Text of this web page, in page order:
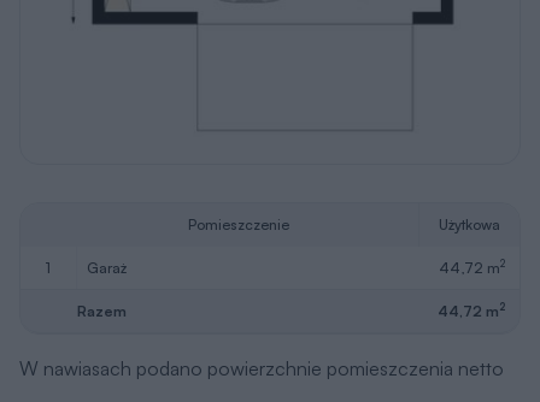
Pomieszczenie Użytkowa
1 garaż 44,72 m2
Razem 44,72 m2
W nawiasach podano powierzchnie pomieszczenia netto